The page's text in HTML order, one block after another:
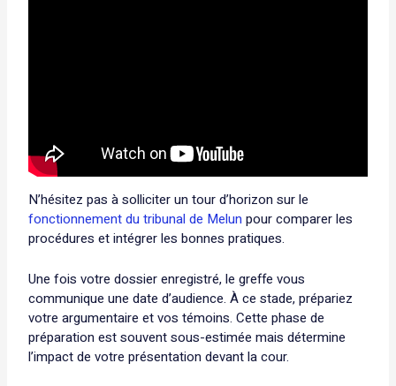
N’hésitez pas à solliciter un tour d’horizon sur le
fonctionnement du tribunal de Melun pour comparer les
procédures et intégrer les bonnes pratiques.
Une fois votre dossier enregistré, le greffe vous
communique une date d’audience. À ce stade, prépariez
votre argumentaire et vos témoins. Cette phase de
préparation est souvent sous-estimée mais détermine
l’impact de votre présentation devant la cour.